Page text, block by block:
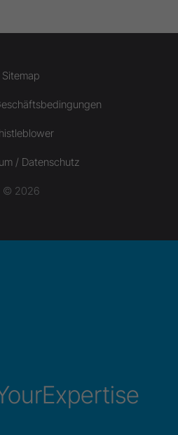
Sitemap
/ Datenschutz
© 2026